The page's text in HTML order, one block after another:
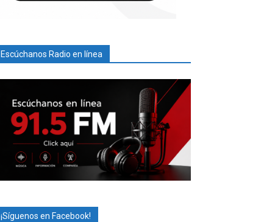
Escúchanos Radio en línea
¡Síguenos en Facebook!